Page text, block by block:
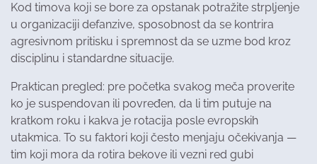
Kod timova koji se bore za opstanak potražite strpljenje
u organizaciji defanzive, sposobnost da se kontrira
agresivnom pritisku i spremnost da se uzme bod kroz
disciplinu i standardne situacije.
Praktican pregled: pre početka svakog meča proverite
ko je suspendovan ili povređen, da li tim putuje na
kratkom roku i kakva je rotacija posle evropskih
utakmica. To su faktori koji često menjaju očekivanja —
tim koji mora da rotira bekove ili vezni red gubi